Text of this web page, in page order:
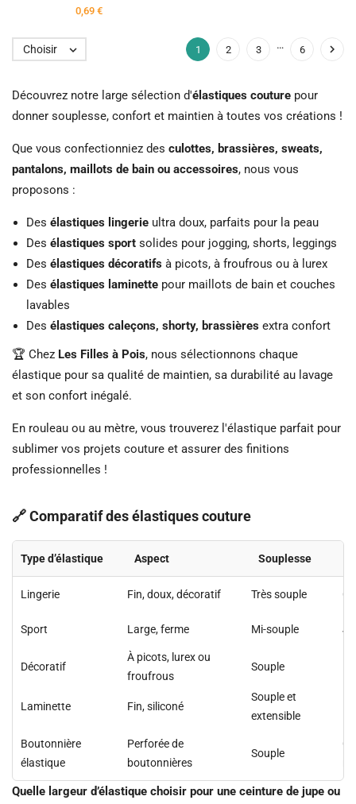
0,69 €
Choisir  1 2 3 … 6 
Découvrez notre large sélection d'élastiques couture pour
donner souplesse, confort et maintien à toutes vos créations !
Que vous confectionniez des culottes, brassières, sweats,
pantalons, maillots de bain ou accessoires, nous vous
proposons :
Des élastiques lingerie ultra doux, parfaits pour la peau
Des élastiques sport solides pour jogging, shorts, leggings
Des élastiques décoratifs à picots, à froufrous ou à lurex
Des élastiques laminette pour maillots de bain et couches
lavables
Des élastiques caleçons, shorty, brassières extra confort
🏆 Chez Les Filles à Pois, nous sélectionnons chaque
élastique pour sa qualité de maintien, sa durabilité au lavage
et son confort inégalé.
En rouleau ou au mètre, vous trouverez l'élastique parfait pour
sublimer vos projets couture et assurer des finitions
professionnelles !
🔗 Comparatif des élastiques couture
Type d’élastique Aspect Souplesse
Lingerie Fin, doux, décoratif Très souple
Sport Large, ferme Mi-souple
Décoratif
À picots, lurex ou
froufrous
Souple
Laminette Fin, siliconé
Souple et
extensible
Boutonnière
élastique
Perforée de
boutonnières
Souple
Quelle largeur d’élastique choisir pour une ceinture de jupe ou